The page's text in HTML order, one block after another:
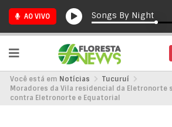
AO VIVO Songs By Night
Você está em Notícias
Tucuruí
Moradores da Vila residencial da Eletronorte
contra Eletronorte e Equatorial